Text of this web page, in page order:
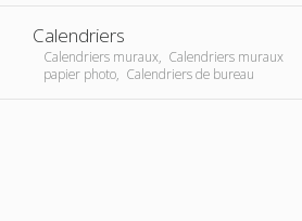
Calendriers
Calendriers muraux, Calendriers muraux
papier photo, Calendriers de bureau